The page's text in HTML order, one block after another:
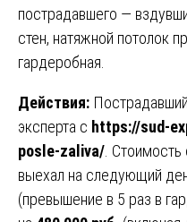
пострадавшего —
стен, натяжной потолок
гардеробная.
Действия:
эксперта с https://sud-
posle-zaliva/ .
выехал на следующий
(превышение в 5 раз в